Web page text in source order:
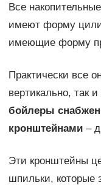
Все
имеют форму
имеющие форму
Практически все
вертикально, так
бойлеры
кронштейнами–
Эти кронштейны
шпильки, которые